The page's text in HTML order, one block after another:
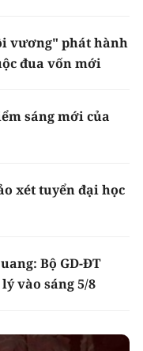
vương" phát hành
đua vốn mới
sáng mới của
xét tuyển đại học
Bộ GD-ĐT
vào sáng 5/8